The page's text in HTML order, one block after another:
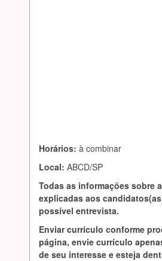
Horários: à combinar
Local: ABCD/SP
Todas as informações sobre
explicadas aos
possível entrevista.
Enviar currículo conforme
página, envie currículo
de seu interesse e esteja